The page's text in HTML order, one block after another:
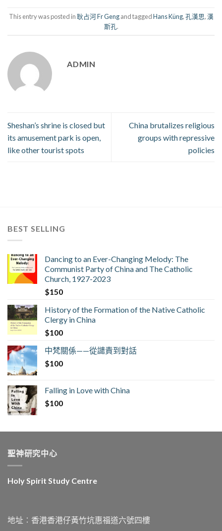
This entry was posted in耿占河 Fr Gengand taggedHans Küng,孔漢思,漢
斯孔.
ADMIN
Sheshan’s shrine is closed but
its amusement park is open,
like other tourist spots
China brutalizes religious
groups with repressive
policies
BEST SELLING
Dancing to an Ever-Changing Melody: The
Communist Party of China and The Catholic
Church, 1927-2023
$150
History of the Formation of the Native Catholic
Clergy in China
$100
中梵關係——從譴責到對話
$100
Falling in Love with China
$100
聖神研究中心
Holy Spirit Study Centre
地址︰香港香港仔黃竹坑惠福道六號四樓